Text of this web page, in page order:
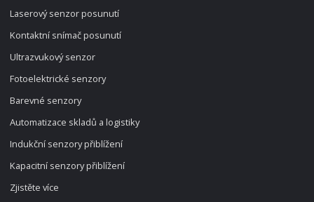
Laserový senzor posunutí
Kontaktní snímač posunutí
Ultrazvukový senzor
Fotoelektrické senzory
Barevné senzory
Automatizace skladů a logistiky
Indukční senzory přiblížení
Kapacitní senzory přiblížení
Zjistěte více